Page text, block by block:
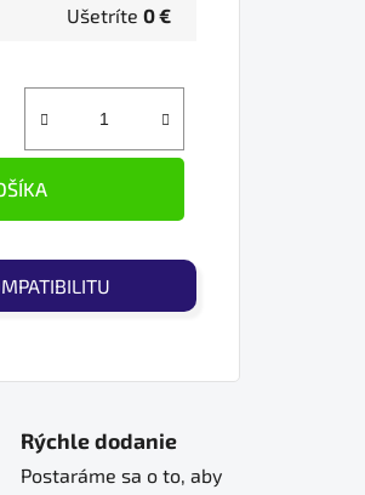
Ušetríte 0 €
Rýchle dodanie
Postaráme sa o to, aby